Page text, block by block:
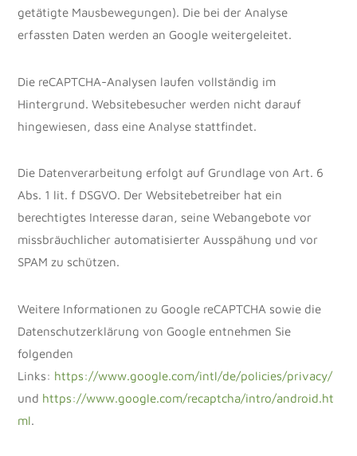
getätigte Mausbewegungen). Die bei der Analyse
erfassten Daten werden an Google weitergeleitet.
Die reCAPTCHA-Analysen laufen vollständig im
Hintergrund. Websitebesucher werden nicht darauf
hingewiesen, dass eine Analyse stattfindet.
Die Datenverarbeitung erfolgt auf Grundlage von Art. 6
Abs. 1 lit. f DSGVO. Der Websitebetreiber hat ein
berechtigtes Interesse daran, seine Webangebote vor
missbräuchlicher automatisierter Ausspähung und vor
SPAM zu schützen.
Weitere Informationen zu Google reCAPTCHA sowie die
Datenschutzerklärung von Google entnehmen Sie
folgenden
Links: https://www.google.com/intl/de/policies/privacy/
und https://www.google.com/recaptcha/intro/android.ht
ml.